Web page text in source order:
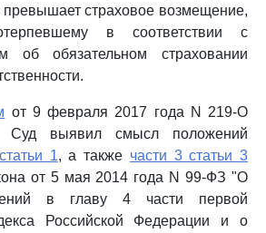
страховое возмещение,
в соответствии с
об обязательном страховании
от 9 февраля 2017 года N 219-О
Суд выявил смысл положений
1, а также части 3 статьи 3
от 5 мая 2014 года N 99-ФЗ "О
в главу 4 части первой
Российской Федерации и о